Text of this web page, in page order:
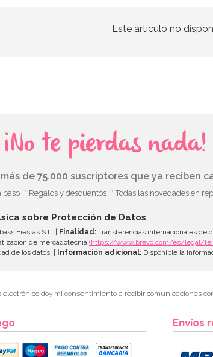
Este artículo no
¡No te pierdas nada!
de 75.000 suscriptores que ya reciben
paso * Regalos y descuentos * Todas las novedades en
sobre Protección de Datos
Fiestas S.L. | Finalidad: Transferencias internacionales de
de mercadotecnia (https://www.brevo.com/es/legal/
de los datos. | Información adicional: Disponible la
electrónico doy mi consentimiento a recibir comunicaciones
Envíos